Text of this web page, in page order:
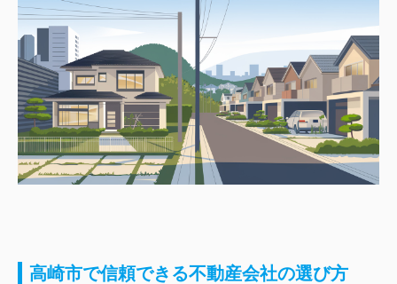
高崎市で信頼できる不動産会社の選び方